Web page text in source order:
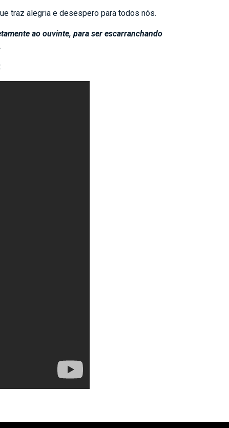
traz alegria e desespero para todos nós.
ao ouvinte, para ser escarranchando